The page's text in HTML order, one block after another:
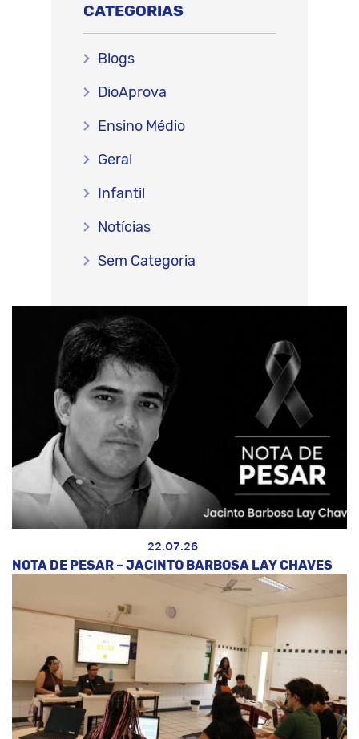
22.07.26
NOTA DE PESAR – JACINTO BARBOSA LAY CHAVES
CATEGORIAS
Blogs
DioAprova
Ensino Médio
Geral
Infantil
Notícias
Sem Categoria